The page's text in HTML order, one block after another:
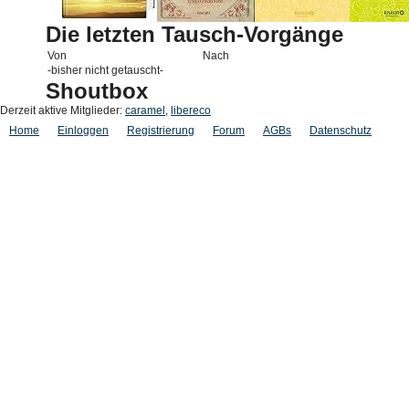
Die letzten Tausch-Vorgänge
Von
Nach
-bisher nicht getauscht-
Shoutbox
Derzeit aktive Mitglieder: caramel , libereco
Home
Einloggen Registrierung Forum AGBs Datenschutz